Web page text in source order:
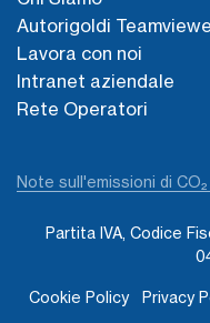
Autorigoldi
Lavora con noi
Intranet aziendale
Rete Operatori
Note sull'emissioni di CO₂
Partita IVA, Codice
Cookie Policy Privacy